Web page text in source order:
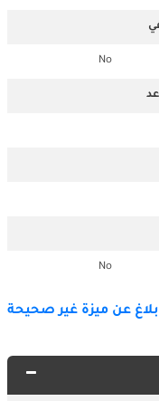
No
No
عن ميزة غير صحيحة